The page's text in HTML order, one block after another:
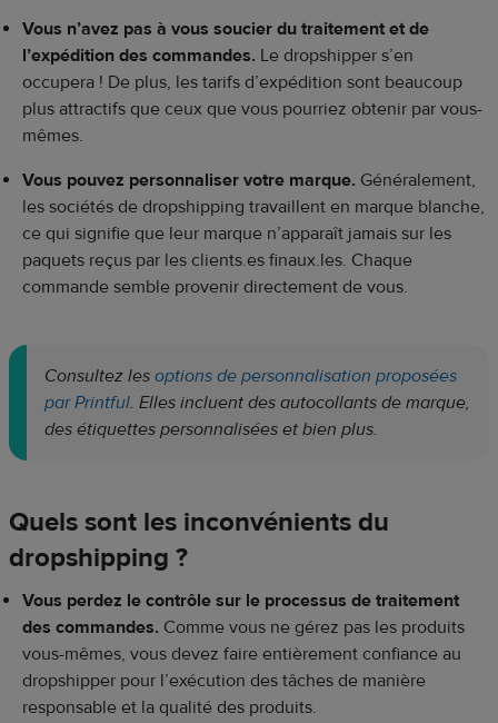
Vous n’avez pas à vous soucier du traitement et de
l’expédition des commandes. Le dropshipper s’en
occupera ! De plus, les tarifs d’expédition sont beaucoup
plus attractifs que ceux que vous pourriez obtenir par vous-
mêmes.
Vous pouvez personnaliser votre marque. Généralement,
les sociétés de dropshipping travaillent en marque blanche,
ce qui signifie que leur marque n’apparaît jamais sur les
paquets reçus par les clients.es finaux.les. Chaque
commande semble provenir directement de vous.
Consultez les options de personnalisation proposées
par Printful. Elles incluent des autocollants de marque,
des étiquettes personnalisées et bien plus.
Quels sont les inconvénients du
dropshipping ?
Vous perdez le contrôle sur le processus de traitement
des commandes. Comme vous ne gérez pas les produits
vous-mêmes, vous devez faire entièrement confiance au
dropshipper pour l’exécution des tâches de manière
responsable et la qualité des produits.